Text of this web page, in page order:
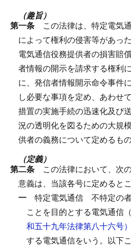
（趣旨）
第一条 この法律は、特定電気
によって権利の侵害等があっ
電気通信役務提供者の損害賠
者情報の開示を請求する権利
に、発信者情報開示命令事件
し必要な事項を定め、あわせ
措置の実施手続の迅速化及び
況の透明化を図るための大規
供者の義務について定めるもの
（定義）
第二条 この法律において、次
意義は、当該各号に定めるとこ
一 特定電気通信
不特定の
ことを目的とする電気通信（
和五十九年法律第八十六号
する電気通信をいう。以下